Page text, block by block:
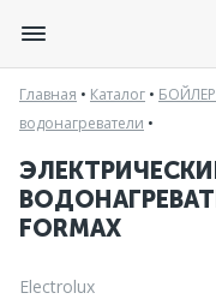
Главная • Каталог •
водонагреватели •
FORMAX
Electrolux